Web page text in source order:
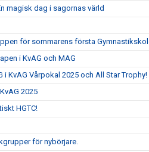
magisk dag i sagornas värld
för sommarens första
i KvAG och MAG
i KvAG Vårpokal 2025 och All Star Trophy!
2025
HGTC!
för nybörjare.